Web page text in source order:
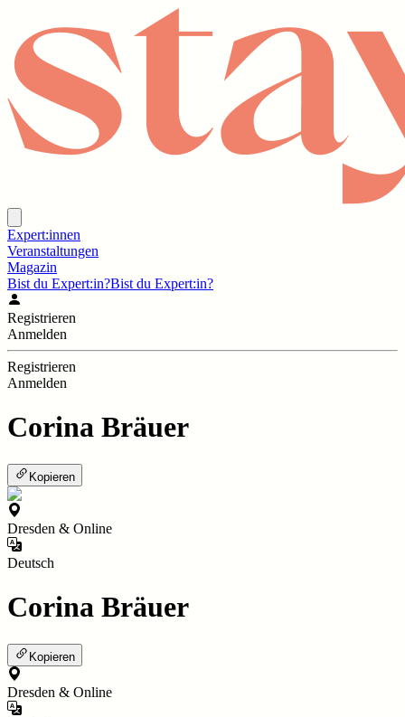
Expert:innen
Veranstaltungen
Magazin
Bist du Expert:in?Bist du Expert:in?
Registrieren
Anmelden
Registrieren
Anmelden
Corina Bräuer
Kopieren
Dresden & Online
Deutsch
Corina Bräuer
Kopieren
Dresden & Online